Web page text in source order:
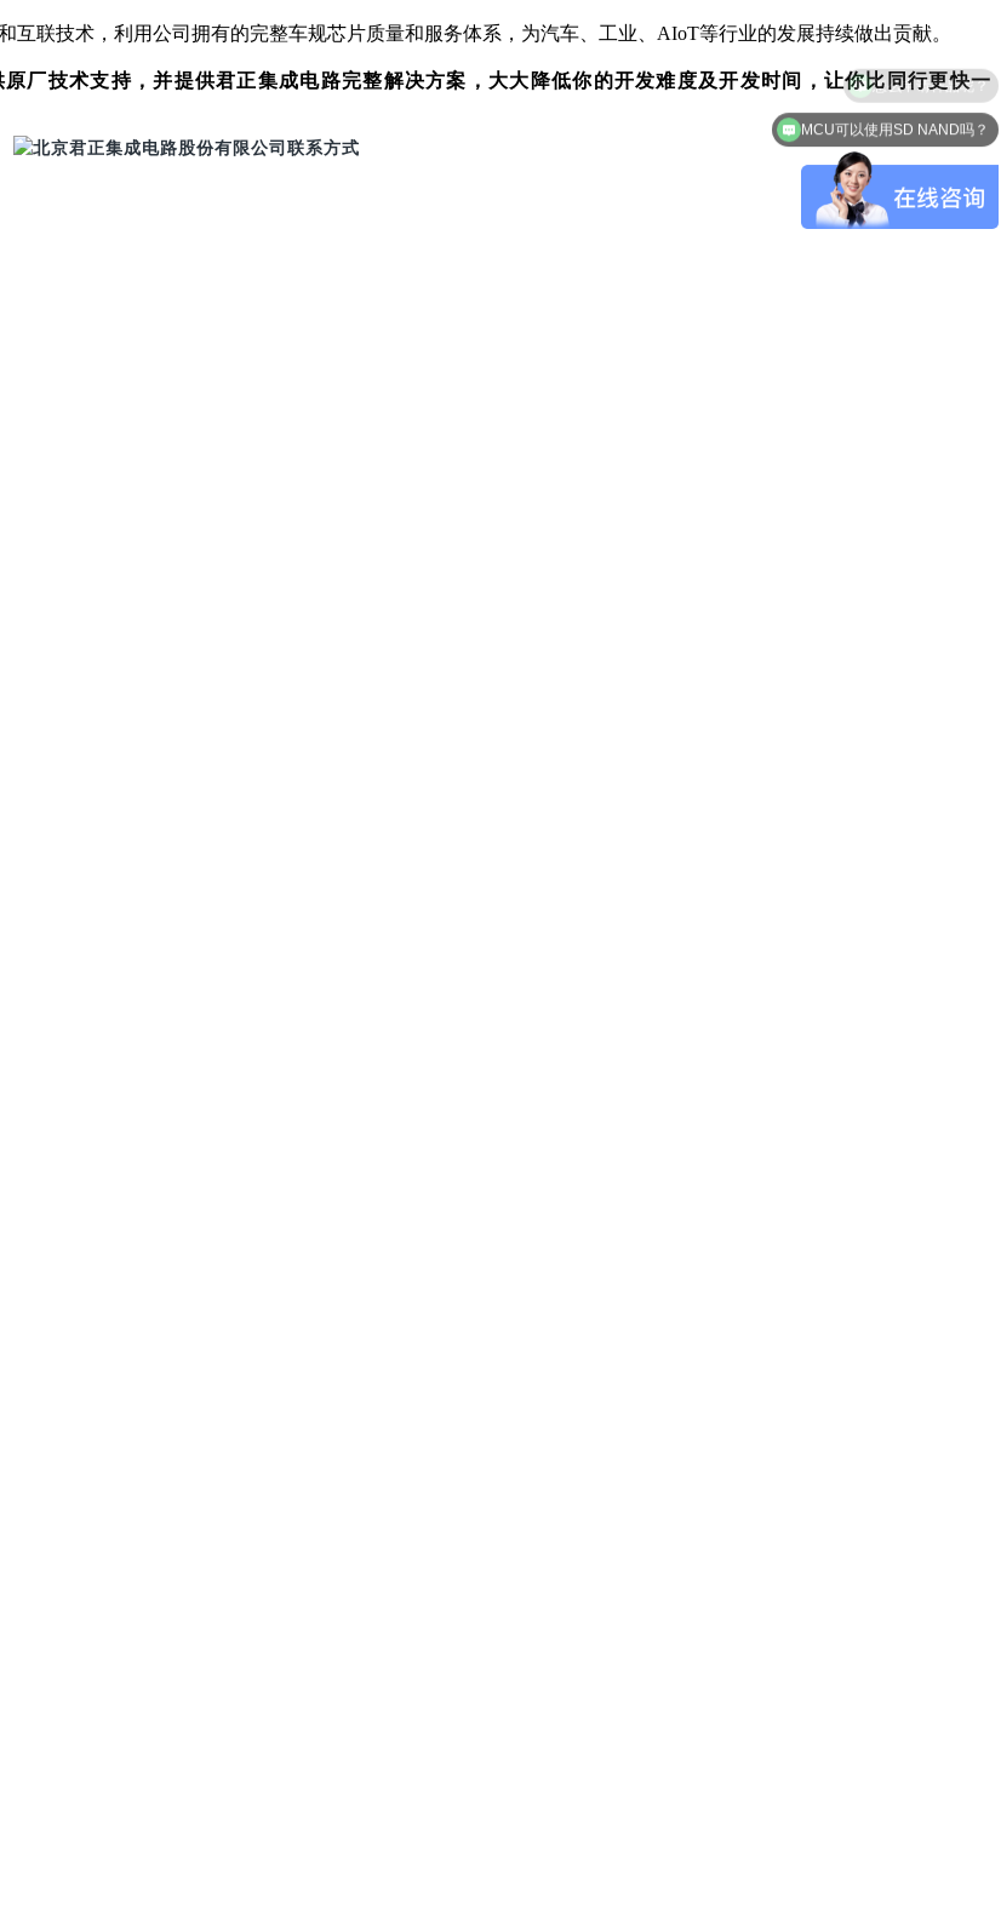
技术，利用公司拥有的完整车规芯片质量和服务体系，为汽车、工业、AIoT等行业的发展持续做出贡献。
厂技术支持，并提供君正集成电路完整解决方案，大大降低你的开发难度及开发时间，让你比同行更快一
MCU可以使用SD NAND吗？